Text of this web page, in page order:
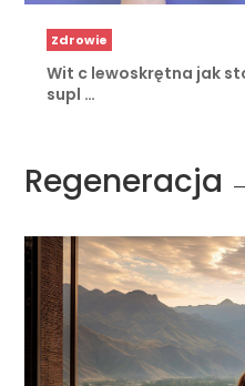
Zdrowie
Wit c lewoskrętna jak
supl …
Regeneracja